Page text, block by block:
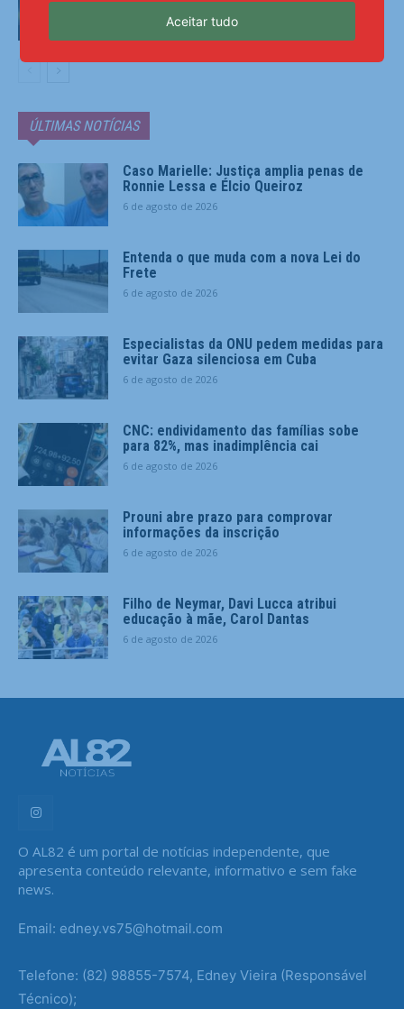
ÚLTIMAS NOTÍCIAS
Caso Marielle: Justiça amplia penas de
Ronnie Lessa e Élcio Queiroz
6 de agosto de 2026
Entenda o que muda com a nova Lei do
Frete
6 de agosto de 2026
Especialistas da ONU pedem medidas para
evitar Gaza silenciosa em Cuba
6 de agosto de 2026
CNC: endividamento das famílias sobe
para 82%, mas inadimplência cai
6 de agosto de 2026
Prouni abre prazo para comprovar
informações da inscrição
6 de agosto de 2026
Filho de Neymar, Davi Lucca atribui
educação à mãe, Carol Dantas
6 de agosto de 2026
O AL82 é um portal de notícias independente, que
apresenta conteúdo relevante, informativo e sem fake
news.
Email: edney.vs75@hotmail.com
Telefone: (82) 98855-7574, Edney Vieira (Responsável
Técnico);
Aceitar tudo